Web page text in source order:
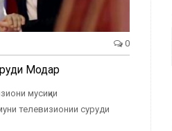
0
Модар
мусиқии
телевизионии суруди